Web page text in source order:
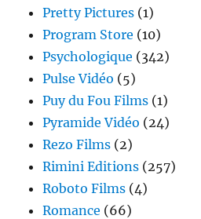
Pretty Pictures (1)
Program Store (10)
Psychologique (342)
Pulse Vidéo (5)
Puy du Fou Films (1)
Pyramide Vidéo (24)
Rezo Films (2)
Rimini Editions (257)
Roboto Films (4)
Romance (66)